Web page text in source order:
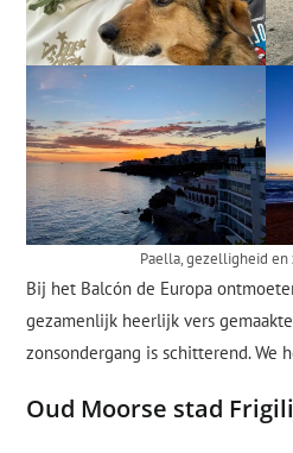
Paella, gezelligheid en
Bij het Balcón de Europa
gezamenlijk heerlijk vers
zonsondergang is schitterend. We
Oud Moorse stad